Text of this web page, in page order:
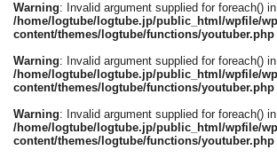
Warning: Invalid argument supplied for foreach() in
/home/logtube/logtube.jp/public_html/wpfile/
content/themes/logtube/functions/youtuber.php
Warning: Invalid argument supplied for foreach() in
/home/logtube/logtube.jp/public_html/wpfile/
content/themes/logtube/functions/youtuber.php
Warning: Invalid argument supplied for foreach() in
/home/logtube/logtube.jp/public_html/wpfile/
content/themes/logtube/functions/youtuber.php